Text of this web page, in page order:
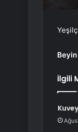
Beyin
İlgili